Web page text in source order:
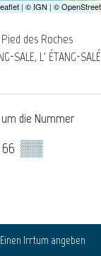
des Roches
SALE, L' ÉTANG-SALÉ
um die Nummer
▒▒
Einen Irrtum angeben